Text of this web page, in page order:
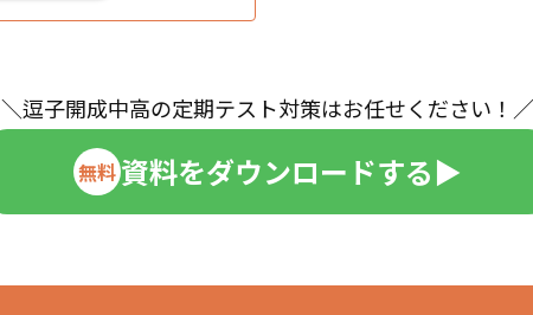
＼逗子開成中高の定期テスト対策はお任せください！／
無料 資料をダウンロードする▶︎